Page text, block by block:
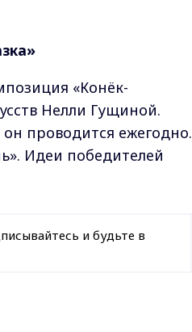
«Конёк-
Нелли Гущиной.
проводится ежегодно.
Идеи победителей
и будьте в